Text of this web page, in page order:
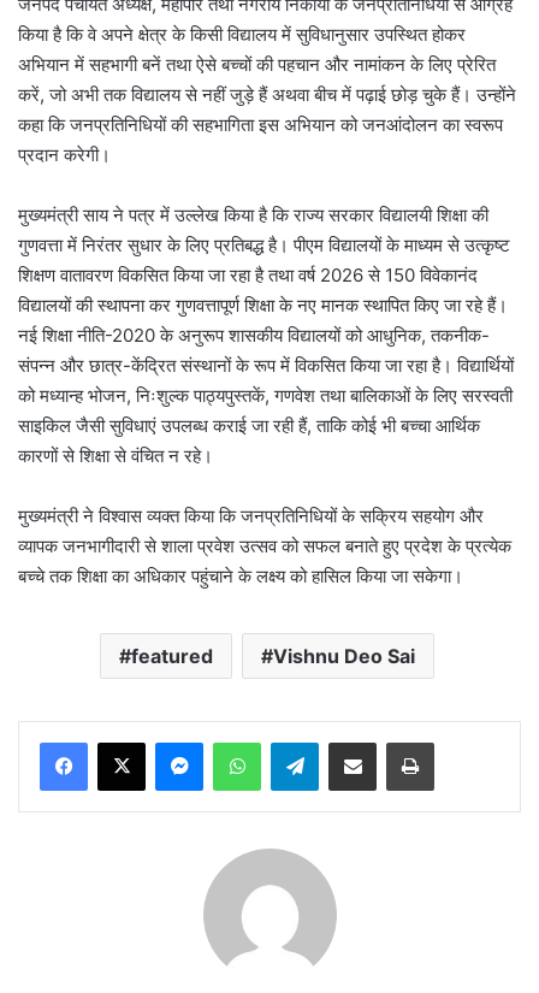
किया है कि वे अपने क्षेत्र के किसी विद्यालय में सुविधानुसार उपस्थित होकर
अभियान में सहभागी बनें तथा ऐसे बच्चों की पहचान और नामांकन के लिए प्रेरित
करें, जो अभी तक विद्यालय से नहीं जुड़े हैं अथवा बीच में पढ़ाई छोड़ चुके हैं। उन्होंने
कहा कि जनप्रतिनिधियों की सहभागिता इस अभियान को जनआंदोलन का स्वरूप
प्रदान करेगी।
मुख्यमंत्री साय ने पत्र में उल्लेख किया है कि राज्य सरकार विद्यालयी शिक्षा की
गुणवत्ता में निरंतर सुधार के लिए प्रतिबद्ध है। पीएम विद्यालयों के माध्यम से उत्कृष्ट
शिक्षण वातावरण विकसित किया जा रहा है तथा वर्ष 2026 से 150 विवेकानंद
विद्यालयों की स्थापना कर गुणवत्तापूर्ण शिक्षा के नए मानक स्थापित किए जा रहे हैं।
नई शिक्षा नीति-2020 के अनुरूप शासकीय विद्यालयों को आधुनिक, तकनीक-
संपन्न और छात्र-केंद्रित संस्थानों के रूप में विकसित किया जा रहा है। विद्यार्थियों
को मध्यान्ह भोजन, निःशुल्क पाठ्यपुस्तकें, गणवेश तथा बालिकाओं के लिए सरस्वती
साइकिल जैसी सुविधाएं उपलब्ध कराई जा रही हैं, ताकि कोई भी बच्चा आर्थिक
कारणों से शिक्षा से वंचित न रहे।
मुख्यमंत्री ने विश्वास व्यक्त किया कि जनप्रतिनिधियों के सक्रिय सहयोग और
व्यापक जनभागीदारी से शाला प्रवेश उत्सव को सफल बनाते हुए प्रदेश के प्रत्येक
बच्चे तक शिक्षा का अधिकार पहुंचाने के लक्ष्य को हासिल किया जा सकेगा।
featured Vishnu Deo Sai
MessengerWhatsAppTelegramShare via Email Print